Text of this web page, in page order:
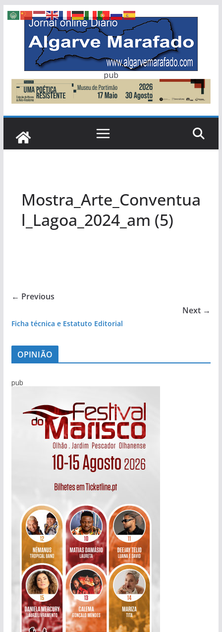
Skip
content
pub
Mostra_Arte_Conventua
l_Lagoa_2024_am (5)
← Previous
Next →
Ficha técnica e Estatuto Editorial
OPINIÃO
pub